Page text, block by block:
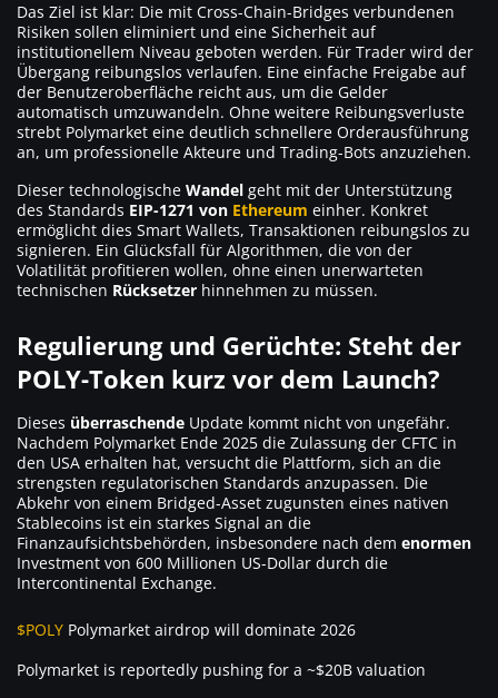
Das Ziel ist klar: Die mit Cross-Chain-Bridges verbundenen
Risiken sollen eliminiert und eine Sicherheit auf
institutionellem Niveau geboten werden. Für Trader wird der
Übergang reibungslos verlaufen. Eine einfache Freigabe auf
der Benutzeroberfläche reicht aus, um die Gelder
automatisch umzuwandeln. Ohne weitere Reibungsverluste
strebt Polymarket eine deutlich schnellere Orderausführung
an, um professionelle Akteure und Trading-Bots anzuziehen.
Dieser technologische Wandel geht mit der Unterstützung
des Standards EIP-1271 von Ethereum einher. Konkret
ermöglicht dies Smart Wallets, Transaktionen reibungslos zu
signieren. Ein Glücksfall für Algorithmen, die von der
Volatilität profitieren wollen, ohne einen unerwarteten
technischen Rücksetzer hinnehmen zu müssen.
Regulierung und Gerüchte: Steht der
POLY-Token kurz vor dem Launch?
Dieses überraschende Update kommt nicht von ungefähr.
Nachdem Polymarket Ende 2025 die Zulassung der CFTC in
den USA erhalten hat, versucht die Plattform, sich an die
strengsten regulatorischen Standards anzupassen. Die
Abkehr von einem Bridged-Asset zugunsten eines nativen
Stablecoins ist ein starkes Signal an die
Finanzaufsichtsbehörden, insbesondere nach dem enormen
Investment von 600 Millionen US-Dollar durch die
Intercontinental Exchange.
$POLY Polymarket airdrop will dominate 2026
Polymarket is reportedly pushing for a ~$20B valuation